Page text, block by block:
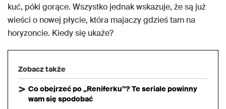
kuć, póki gorące. Wszystko jednak wskazuje, że są już
wieści o nowej płycie, która majaczy gdzieś tam na
horyzoncie. Kiedy się ukaże?
Zobacz także
Co obejrzeć po „Reniferku”? Te seriale powinny
wam się spodobać